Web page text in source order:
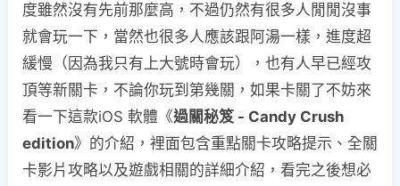
度雖然沒有先前那麼高，不過仍然有很多人閒閒沒事
就會玩一下，當然也很多人應該跟阿湯一樣，進度超
緩慢（因為我只有上大號時會玩），也有人早已經攻
頂等新關卡，不論你玩到第幾關，如果卡關了不妨來
看一下這款iOS 軟體《過關秘笈 - Candy Crush
edition》的介紹，裡面包含重點關卡攻略提示、全關
卡影片攻略以及遊戲相關的詳細介紹，看完之後想必